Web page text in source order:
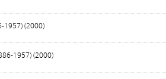
1957) (2000)
1957) (2000)